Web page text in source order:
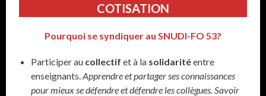
COTISATION
Pourquoi se syndiquer au SNUDI-FO 53?
Participer au collectifet à la solidaritéentre
enseignants.Apprendre et partager ses connaissances
pour mieux se défendre et défendre les collègues. Savoir